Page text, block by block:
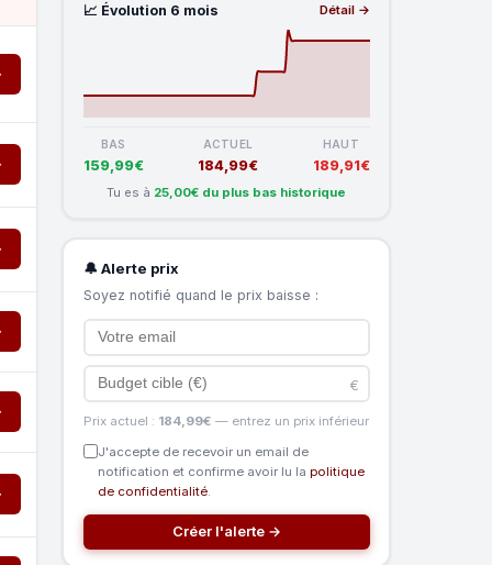
📈 Évolution 6 mois Détail →
BAS
159,99€
ACTUEL
184,99€
HAUT
189,91€
Tu es à 25,00€ du plus bas historique
🔔 Alerte prix
Soyez notifié quand le prix baisse :
€
Prix actuel : 184,99€ — entrez un prix inférieur
J'accepte de recevoir un email de
notification et confirme avoir lu la politique
de confidentialité.
Créer l'alerte →